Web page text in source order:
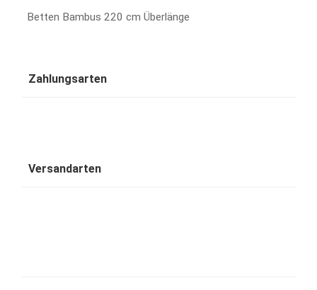
Betten Bambus 220 cm Überlänge
Zahlungsarten
Versandarten